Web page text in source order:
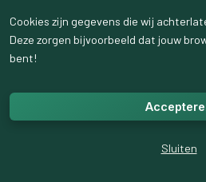
Cookies zijn gegevens die wij
Deze zorgen bijvoorbeeld dat jouw
bent!
Sluiten